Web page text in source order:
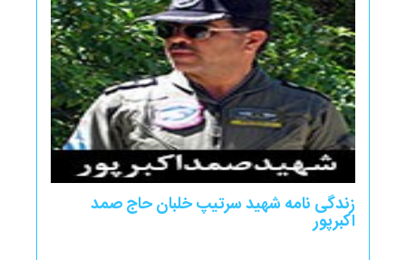
زندگی نامه شهید سرتیپ خلبان حاج صمد
اکبرپور